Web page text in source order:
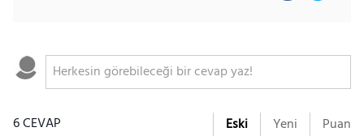
6 CEVAP Eski Yeni Puan